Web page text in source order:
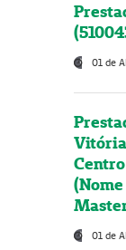
01 de
01 de